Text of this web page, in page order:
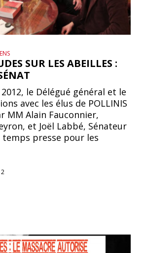
SUR LES ABEILLES :
le Délégué général et le
avec les élus de POLLINIS
MM Alain Fauconnier,
et Joël Labbé, Sénateur
presse pour les